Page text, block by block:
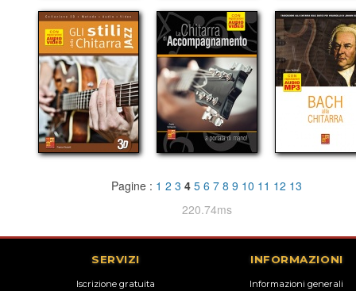
Pagine : 1 2 3 4 5 6 7 8 9 10 11 12 13
220.74ms
SERVIZI
Iscrizione gratuita
INFORMAZIONI
Informazioni generali